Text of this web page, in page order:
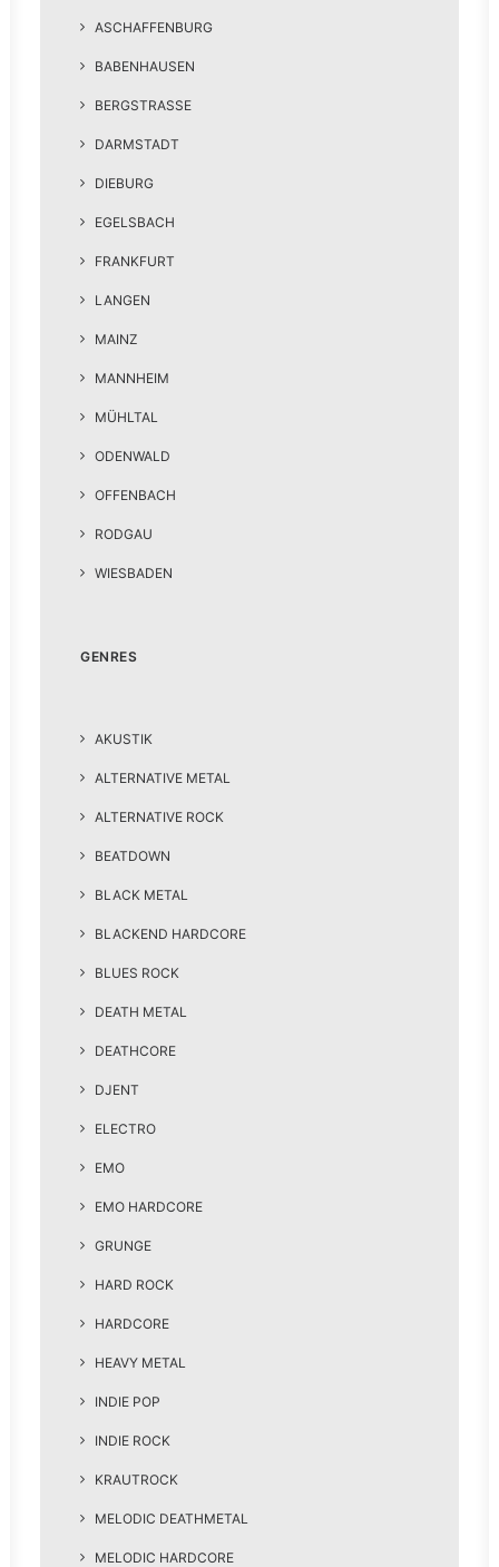
ASCHAFFENBURG
BABENHAUSEN
BERGSTRASSE
DARMSTADT
DIEBURG
EGELSBACH
FRANKFURT
LANGEN
MAINZ
MANNHEIM
MÜHLTAL
ODENWALD
OFFENBACH
RODGAU
WIESBADEN
GENRES
AKUSTIK
ALTERNATIVE METAL
ALTERNATIVE ROCK
BEATDOWN
BLACK METAL
BLACKEND HARDCORE
BLUES ROCK
DEATH METAL
DEATHCORE
DJENT
ELECTRO
EMO
EMO HARDCORE
GRUNGE
HARD ROCK
HARDCORE
HEAVY METAL
INDIE POP
INDIE ROCK
KRAUTROCK
MELODIC DEATHMETAL
MELODIC HARDCORE